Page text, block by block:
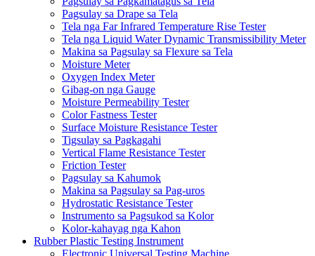
Pagsulay sa Drape sa Tela
Tela nga Far Infrared Temperature Rise Tester
Tela nga Liquid Water Dynamic Transmissibility Meter
Makina sa Pagsulay sa Flexure sa Tela
Moisture Meter
Oxygen Index Meter
Gibag-on nga Gauge
Moisture Permeability Tester
Color Fastness Tester
Surface Moisture Resistance Tester
Tigsulay sa Pagkagahi
Vertical Flame Resistance Tester
Friction Tester
Pagsulay sa Kahumok
Makina sa Pagsulay sa Pag-uros
Hydrostatic Resistance Tester
Instrumento sa Pagsukod sa Kolor
Kolor-kahayag nga Kahon
Rubber Plastic Testing Instrument
Electronic Universal Testing Machine